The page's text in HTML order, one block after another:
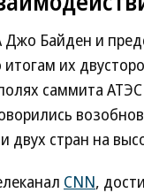
Байден и
их
саммита АТЭС
стран на
CNN,